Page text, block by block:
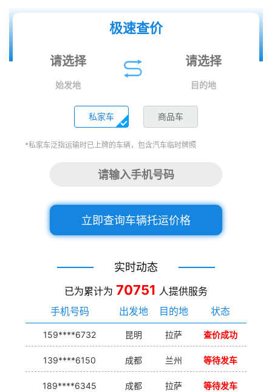
极速查价
始发地 目的地
私家车 商品车
*私家车泛指运输时已上牌的车辆，包含汽车临时牌照
立即查询车辆托运价格
实时动态
已为累计为 70751 人提供服务
手机号码
出发地 目的地 状态
159****6732 昆明 拉萨 查价成功
139****6150 成都 兰州 等待发车
189****6345 成都 拉萨 等待发车